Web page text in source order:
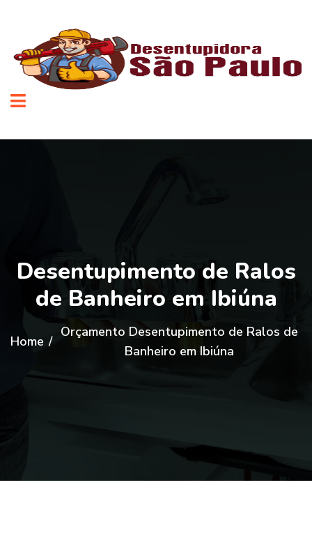
Desentupimento de Ralos
de Banheiro em Ibiúna
Home /
Orçamento Desentupimento de Ralos de
Banheiro em Ibiúna